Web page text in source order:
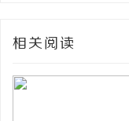
相关阅读